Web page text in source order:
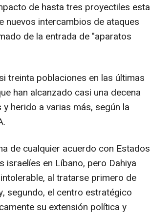
de hasta tres proyectiles esta
nuevos intercambios de ataques
de la entrada de "aparatos
treinta poblaciones en las últimas
han alcanzado casi una decena
herido a varias más, según la
de cualquier acuerdo con Estados
israelíes en Líbano, pero Dahiya
al tratarse primero de
segundo, el centro estratégico
su extensión política y